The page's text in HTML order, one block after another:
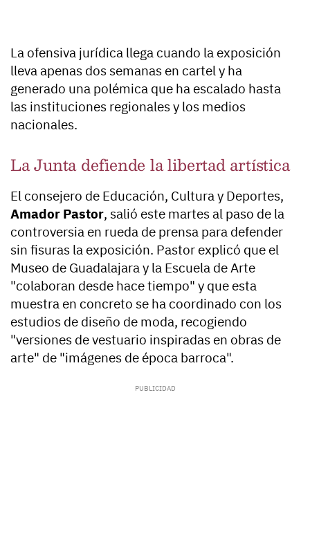
La ofensiva jurídica llega cuando la exposición
lleva apenas dos semanas en cartel y ha
generado una polémica que ha escalado hasta
las instituciones regionales y los medios
nacionales.
La Junta defiende la libertad artística
El consejero de Educación, Cultura y Deportes,
Amador Pastor, salió este martes al paso de la
controversia en rueda de prensa para defender
sin fisuras la exposición. Pastor explicó que el
Museo de Guadalajara y la Escuela de Arte
"colaboran desde hace tiempo" y que esta
muestra en concreto se ha coordinado con los
estudios de diseño de moda, recogiendo
"versiones de vestuario inspiradas en obras de
arte" de "imágenes de época barroca".